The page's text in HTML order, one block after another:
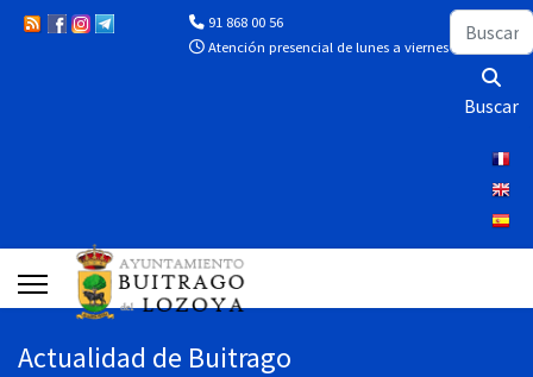
91 868 00 56
Atención presencial de lunes a viernes de 10:00 a
Buscar
Buscar
Actualidad de Buitrago